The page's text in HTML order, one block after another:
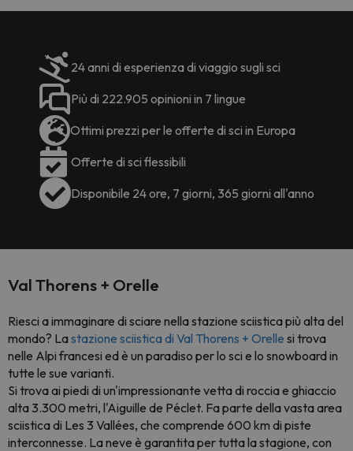
24 anni di esperienza di viaggio sugli sci
Più di 222.905 opinioni in 7 lingue
Ottimi prezzi per le offerte di sci in Europa
Offerte di sci flessibili
Disponibile 24 ore, 7 giorni, 365 giorni all'anno
Val Thorens + Orelle
Riesci a immaginare di sciare nella stazione sciistica più alta del
mondo? Lastazione sciistica di Val Thorens + Orelle si trova
nelle Alpi francesi ed è un paradiso per lo sci e lo snowboard in
tutte le sue varianti.
Si trova ai piedi di un'impressionante vetta di roccia e ghiaccio
alta 3.300 metri, l'Aiguille de Péclet. Fa parte della vasta area
sciistica di Les 3 Vallées, che comprende 600 km di piste
interconnesse. La neve è garantita per tutta la stagione, con